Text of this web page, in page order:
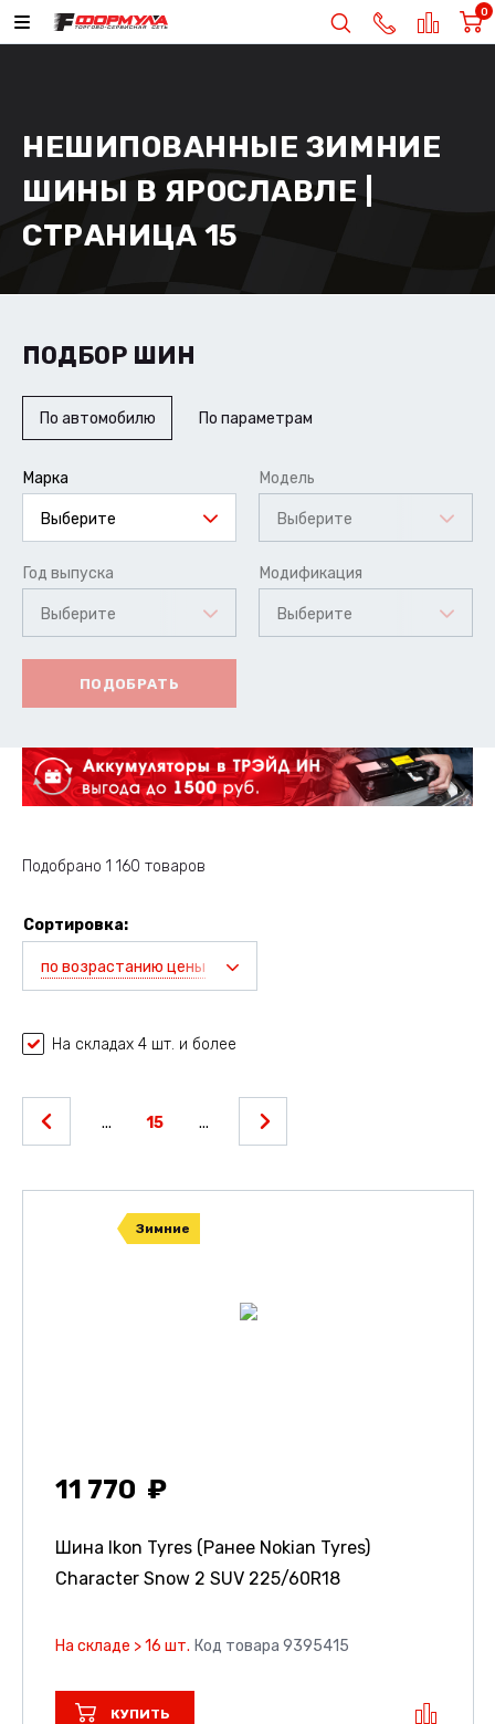
0
НЕШИПОВАННЫЕ ЗИМНИЕ
ШИНЫ В ЯРОСЛАВЛЕ |
СТРАНИЦА 15
ПОДБОР ШИН
По автомобилю По параметрам
Марка
Выберите
Модель
Выберите
Год выпуска
Выберите
Модификация
Выберите
ПОДОБРАТЬ
Подобрано 1 160 товаров
Сортировка:
по возрастанию цены
На складах 4 шт. и более
... 15 ...
Зимние
11 770
Шина Ikon Tyres (Ранее Nokian Tyres)
Character Snow 2 SUV 225/60R18
На складе > 16 шт. Код товара 9395415
КУПИТЬ